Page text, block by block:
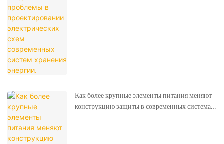
Как более крупные элементы питания меняют
конструкцию защиты в современных системах